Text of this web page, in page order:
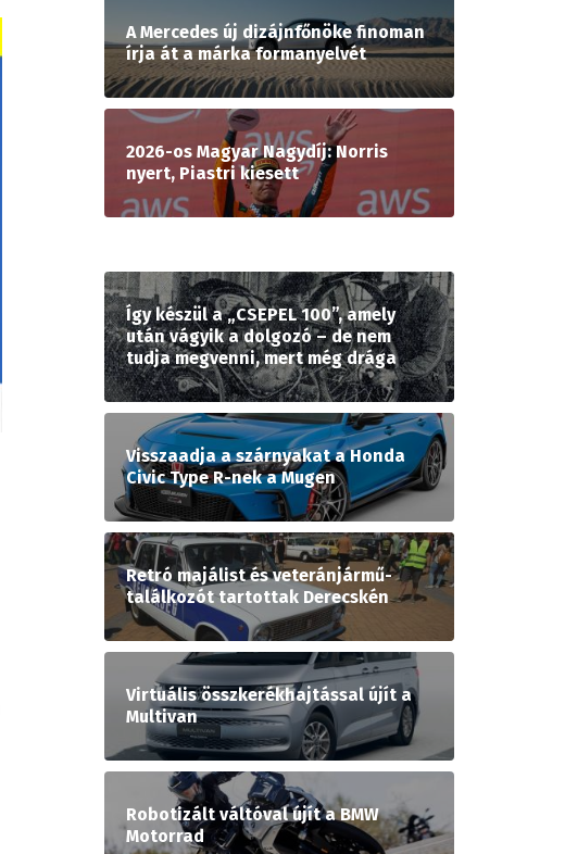
A Mercedes új dizájnfőnöke finoman
írja át a márka formanyelvét
2026-os Magyar Nagydíj: Norris
nyert, Piastri kiesett
Így készül a „CSEPEL 100”, amely
után vágyik a dolgozó – de nem
tudja megvenni, mert még drága
Visszaadja a szárnyakat a Honda
Civic Type R-nek a Mugen
Retró majálist és veteránjármű-
találkozót tartottak Derecskén
Virtuális összkerékhajtással újít a
Multivan
Robotizált váltóval újít a BMW
Motorrad